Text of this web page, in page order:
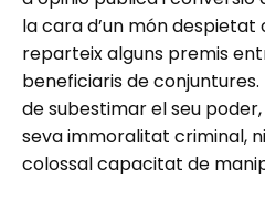
la cara d’un món
reparteix alguns premis
beneficiaris de conjuntures.
de subestimar el seu
seva immoralitat criminal,
colossal capacitat de